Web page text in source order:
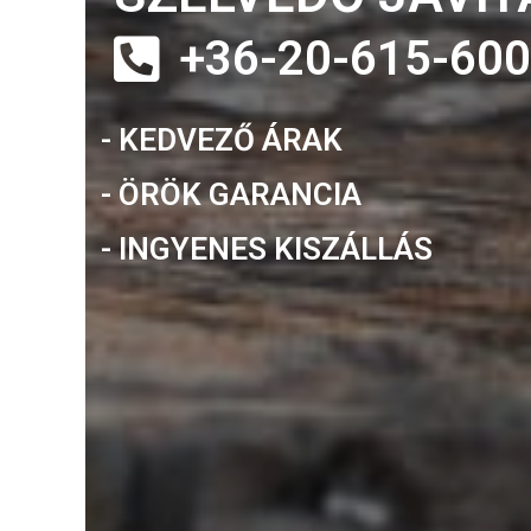
+36-20-615-
- KEDVEZŐ ÁRAK
- ÖRÖK GARANCIA
- INGYENES KISZÁLLÁS